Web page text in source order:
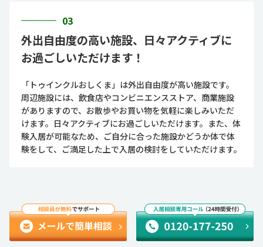
03
外出自由度の高い施設、日々アクティブに
お過ごしいただけます！
「トゥインクルおしくま」は外出自由度が高い施設です。
周辺施設には、飲食店やコンビニエンスストア、商業施設
がありますので、お散歩やお買い物を気軽に楽しみいただ
けます。日々アクティブにお過ごしいただけます。また、体
験入居が可能なため、ご自分に合った施設かどうか体で体
験をして、ご満足した上で入居の検討をしていただけます。